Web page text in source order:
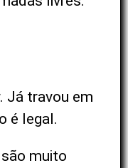
Já travou em
é legal.
muito